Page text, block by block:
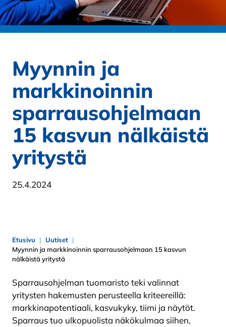
Myynnin ja
markkinoinnin
sparrausohjelmaan
15 kasvun nälkäistä
yritystä
25.4.2024
Etusivu
Uutiset
Myynnin ja markkinoinnin sparrausohjelmaan 15 kasvun
nälkäistä yritystä
Sparrausohjelman tuomaristo teki valinnat
yritysten hakemusten perusteella kriteereillä:
markkinapotentiaali, kasvukyky, tiimi ja näytöt.
Sparraus tuo ulkopuolista näkökulmaa siihen,